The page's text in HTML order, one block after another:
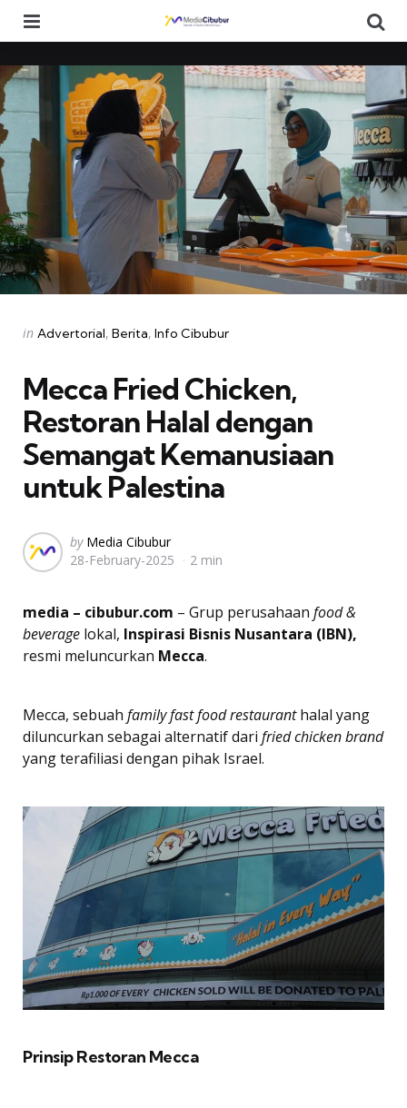
Categories
Posted
in Advertorial Berita Info Cibubur
Mecca Fried Chicken,
Restoran Halal dengan
Semangat Kemanusiaan
untuk Palestina
Posted
by
by Media Cibubur
28-February-2025
2 min
media – cibubur.com – Grup perusahaan food &
beverage lokal, Inspirasi Bisnis Nusantara (IBN),
resmi meluncurkan Mecca.
Mecca, sebuah family fast food restauranthalal yang
diluncurkan sebagai alternatif dari fried chicken brand
yang terafiliasi dengan pihak Israel.
Prinsip Restoran Mecca